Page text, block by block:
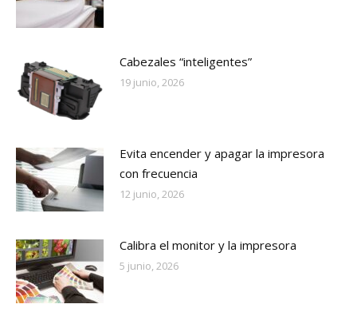
Cabezales “inteligentes”
19 junio, 2026
Evita encender y apagar la impresora
con frecuencia
12 junio, 2026
Calibra el monitor y la impresora
5 junio, 2026